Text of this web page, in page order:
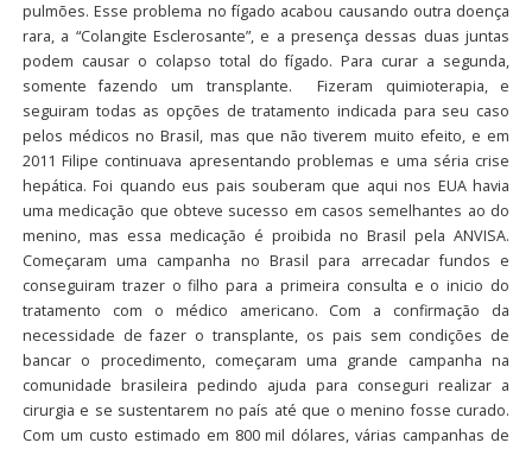
pulmões. Esse problema no fígado acabou causando outra doença
rara, a “Colangite Esclerosante”, e a presença dessas duas juntas
podem causar o colapso total do fígado. Para curar a segunda,
somente fazendo um transplante. Fizeram quimioterapia, e
seguiram todas as opções de tratamento indicada para seu caso
pelos médicos no Brasil, mas que não tiverem muito efeito, e em
2011 Filipe continuava apresentando problemas e uma séria crise
hepática. Foi quando eus pais souberam que aqui nos EUA havia
uma medicação que obteve sucesso em casos semelhantes ao do
menino, mas essa medicação é proibida no Brasil pela ANVISA.
Começaram uma campanha no Brasil para arrecadar fundos e
conseguiram trazer o filho para a primeira consulta e o inicio do
tratamento com o médico americano. Com a confirmação da
necessidade de fazer o transplante, os pais sem condições de
bancar o procedimento, começaram uma grande campanha na
comunidade brasileira pedindo ajuda para conseguri realizar a
cirurgia e se sustentarem no país até que o menino fosse curado.
Com um custo estimado em 800 mil dólares, várias campanhas de